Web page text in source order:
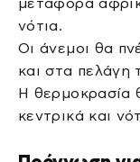
μεταφορά
νότια.
Οι άνεμοι θα
και στα πελάγη
Η θερμοκρασία
κεντρικά και